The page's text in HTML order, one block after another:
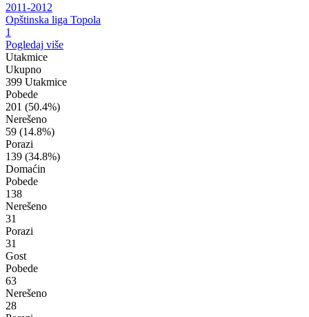
2011-2012
Opštinska liga Topola
1
Pogledaj više
Utakmice
Ukupno
399 Utakmice
Pobede
201 (50.4%)
Nerešeno
59 (14.8%)
Porazi
139 (34.8%)
Domaćin
Pobede
138
Nerešeno
31
Porazi
31
Gost
Pobede
63
Nerešeno
28